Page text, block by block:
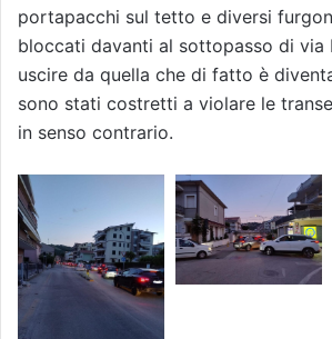
portapacchi sul tetto e diversi
bloccati davanti al sottopasso di via
uscire da quella che di fatto è
sono stati costretti a violare le
in senso contrario.